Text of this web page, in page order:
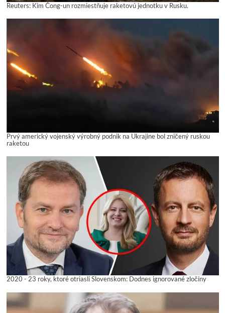
Reuters: Kim Čong-un rozmiestňuje raketovú jednotku v Rusku.
Prvý americký vojenský výrobný podnik na Ukrajine bol zničený ruskou
raketou
2020 - 23 roky, ktoré otriasli Slovenskom: Dodnes ignorované zločiny